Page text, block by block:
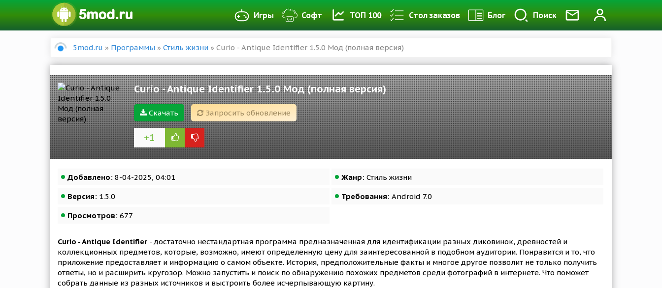
Игры Софт ТОП 100 Стол заказов Блог Поиск
5mod.ru » Программы » Стиль жизни » Curio - Antique Identifier 1.5.0 Мод (полная версия)
Curio - Antique Identifier 1.5.0 Мод (полная версия)
Скачать Запросить обновление
+1
Добавлено: 8-04-2025, 04:01 Жанр: Стиль жизни
Версия: 1.5.0 Требования: Android 7.0
Просмотров: 677
Curio - Antique Identifier - достаточно нестандартная программа предназначенная для идентификации разных диковинок, древностей и
коллекционных предметов, которые, возможно, имеют определённую цену для заинтересованной в подобном аудитории. Понравится и то, что
приложение предоставляет и информацию о самом объекте. История, предположительные факты и многое другое позволит не только получить
ответы, но и расширить кругозор. Можно запустить и поиск по обнаружению похожих предметов среди фотографий в интернете. Что поможет
собрать данные из разных источников и выстроить более исчерпывающую картину.